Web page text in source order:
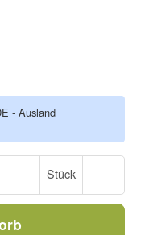
- Ausland
Stück